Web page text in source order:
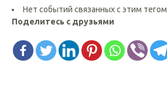
Нет событий связанных с этим тегом
Поделитесь с друзьями